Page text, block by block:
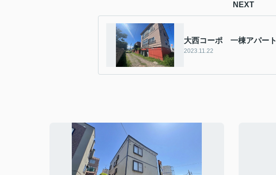
NEXT
大西コーポ 一棟アパート
2023.11.22